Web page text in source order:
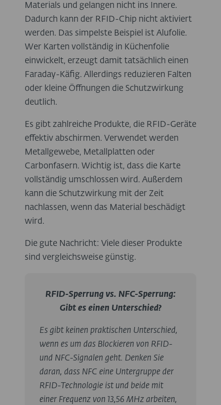
Materials und gelangen nicht ins Innere.
Dadurch kann der RFID-Chip nicht aktiviert
werden. Das simpelste Beispiel ist Alufolie.
Wer Karten vollständig in Küchenfolie
einwickelt, erzeugt damit tatsächlich einen
Faraday-Käfig. Allerdings reduzieren Falten
oder kleine Öffnungen die Schutzwirkung
deutlich.
Es gibt zahlreiche Produkte, die RFID-Geräte
effektiv abschirmen. Verwendet werden
Metallgewebe, Metallplatten oder
Carbonfasern. Wichtig ist, dass die Karte
vollständig umschlossen wird. Außerdem
kann die Schutzwirkung mit der Zeit
nachlassen, wenn das Material beschädigt
wird.
Die gute Nachricht: Viele dieser Produkte
sind vergleichsweise günstig.
RFID-Sperrung vs. NFC-Sperrung:
Gibt es einen Unterschied?
Es gibt keinen praktischen Unterschied,
wenn es um das Blockieren von RFID-
und NFC-Signalen geht. Denken Sie
daran, dass NFC eine Untergruppe der
RFID-Technologie ist und beide mit
einer Frequenz von 13,56 MHz arbeiten,